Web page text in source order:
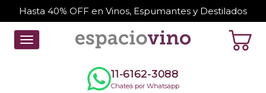
Hasta 40% OFF en Vinos, Espumantes y Destilados
Toggle
navigation
11-6162-3088
Chateá por Whatsapp